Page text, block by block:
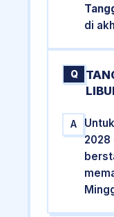
di
Q
A
2028